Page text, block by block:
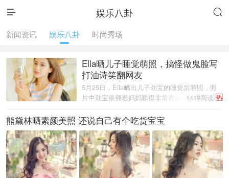
 娱乐八卦 
新闻资讯 娱乐八卦 时尚秀场
Ella晒儿子睡觉萌照，搞怪做鬼脸写
打油诗笑翻网友
热
1419阅读
5月25日，Ella晒出儿子劲宝的睡觉后萌照，照
片中劲宝依偎着妈妈睡得非常香甜。而ella素颜
有。Ella一向搞怪都是出了名，虽然是为了晒自
己萌娃，但是还是要表情抢镜。上一 ...
熊黛林晒素颜美照 还说自己有个吃货宝宝